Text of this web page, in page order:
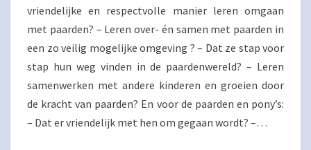
vriendelijke en respectvolle manier leren omgaan
met paarden? – Leren over- én samen met paarden in
een zo veilig mogelijke omgeving ? – Dat ze stap voor
stap hun weg vinden in de paardenwereld? – Leren
samenwerken met andere kinderen en groeien door
de kracht van paarden? En voor de paarden en pony’s:
– Dat er vriendelijk met hen om gegaan wordt? –…